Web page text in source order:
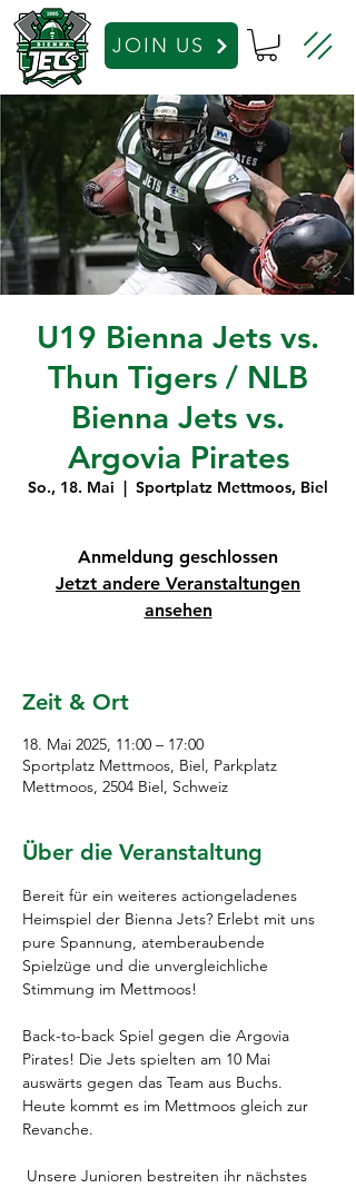
JOIN US
U19 Bienna Jets vs.
Thun Tigers / NLB
Bienna Jets vs.
Argovia Pirates
So., 18. Mai Sportplatz Mettmoos, Biel
Anmeldung geschlossen
Jetzt andere Veranstaltungen
ansehen
Zeit & Ort
18. Mai 2025, 11:00 – 17:00
Sportplatz Mettmoos, Biel, Parkplatz
Mettmoos, 2504 Biel, Schweiz
Über die Veranstaltung
Bereit für ein weiteres actiongeladenes
Heimspiel der Bienna Jets? Erlebt mit uns
pure Spannung, atemberaubende
Spielzüge und die unvergleichliche
Stimmung im Mettmoos!
Back-to-back Spiel gegen die Argovia
Pirates! Die Jets spielten am 10 Mai
auswärts gegen das Team aus Buchs.
Heute kommt es im Mettmoos gleich zur
Revanche.